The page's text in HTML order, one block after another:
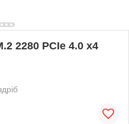
2280 PCIe 4.0 x4